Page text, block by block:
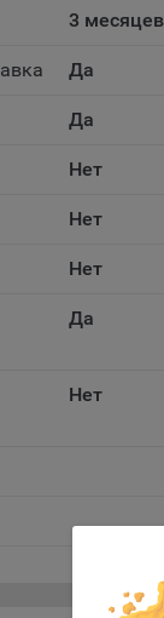
3 месяцев
Да
Да
Нет
Нет
Нет
Да
Нет